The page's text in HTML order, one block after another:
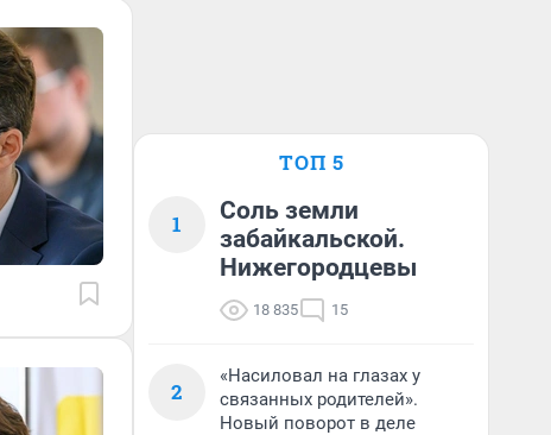
ТОП 5
1
Соль земли
забайкальской.
Нижегородцевы
18 835 15
2
«Насиловал на глазах у
связанных родителей».
Новый поворот в деле